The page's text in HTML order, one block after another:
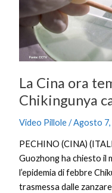
La Cina ora
Chikingunya
Video Pillole/Agosto 7,
PECHINO (CINA)
Guozhong ha chiesto il
l’epidemia di febbre
trasmessa dalle
Chikingunya
causata
dalle